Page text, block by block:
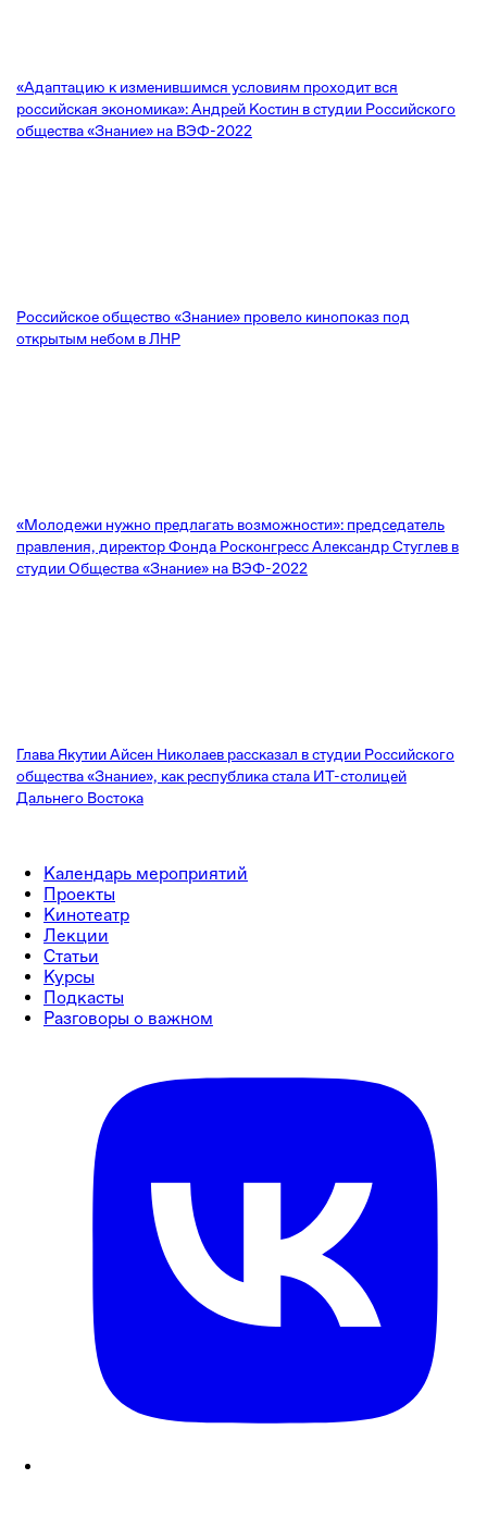
«Адаптацию к изменившимся условиям проходит вся
российская экономика»: Андрей Костин в студии Российского
общества «Знание» на ВЭФ-2022
Российское общество «Знание» провело кинопоказ под
открытым небом в ЛНР
«Молодежи нужно предлагать возможности»: председатель
правления, директор Фонда Росконгресс Александр Стуглев в
студии Общества «Знание» на ВЭФ-2022
Глава Якутии Айсен Николаев рассказал в студии Российского
общества «Знание», как республика стала ИТ-столицей
Дальнего Востока
Календарь мероприятий
Проекты
Кинотеатр
Лекции
Статьи
Курсы
Подкасты
Разговоры о важном